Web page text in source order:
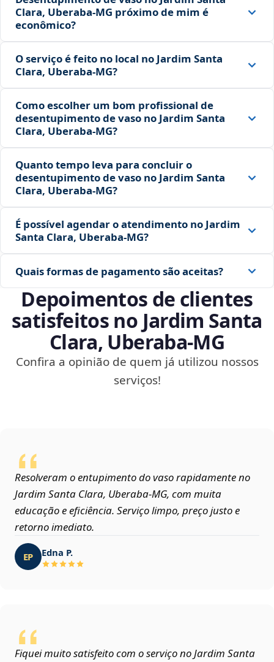
Clara, Uberaba‑MG próximo de mim é
econômico?
O serviço é feito no local no Jardim Santa
Clara, Uberaba‑MG?
Como escolher um bom profissional de
desentupimento de vaso no Jardim Santa
Clara, Uberaba‑MG?
Quanto tempo leva para concluir o
desentupimento de vaso no Jardim Santa
Clara, Uberaba‑MG?
É possível agendar o atendimento no Jardim
Santa Clara, Uberaba‑MG?
Quais formas de pagamento são aceitas?
Depoimentos de clientes
satisfeitos no Jardim Santa
Clara, Uberaba‑MG
Confira a opinião de quem já utilizou nossos
serviços!
Resolveram o entupimento do vaso rapidamente no
Jardim Santa Clara, Uberaba‑MG, com muita
educação e eficiência. Serviço limpo, preço justo e
retorno imediato.
EP Edna P.
Fiquei muito satisfeito com o serviço no Jardim Santa